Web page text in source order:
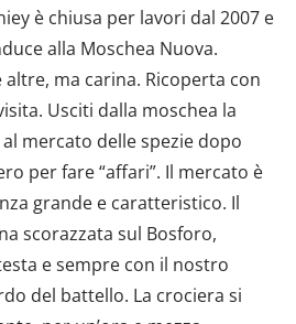
è chiusa per lavori dal 2007 e
alla Moschea Nuova.
ma carina. Ricoperta con
Usciti dalla moschea la
mercato delle spezie dopo
per fare “affari”. Il mercato è
grande e caratteristico. Il
scorazzata sul Bosforo,
e sempre con il nostro
del battello. La crociera si